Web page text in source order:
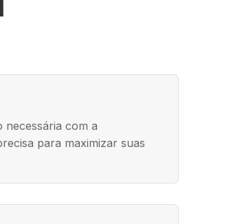
necessária com a
para maximizar suas